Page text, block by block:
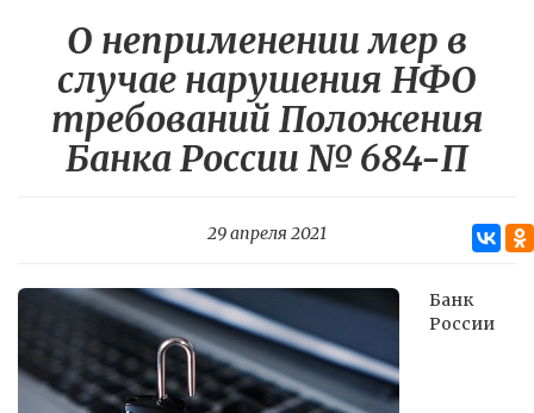
О неприменении мер в
случае нарушения НФО
требований Положения
Банка России № 684-П
29 апреля 2021
Банк
России